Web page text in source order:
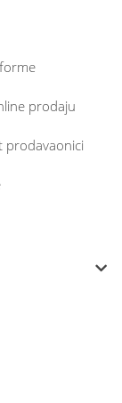
prodaju
prodavaonici